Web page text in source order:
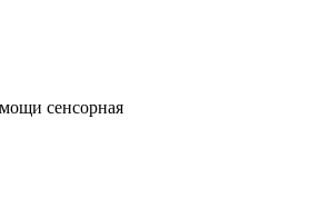
сенсорная